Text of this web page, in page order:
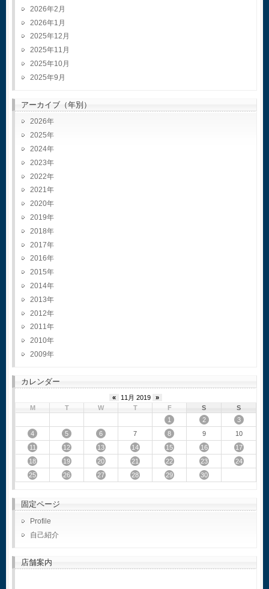
2026年2月
2026年1月
2025年12月
2025年11月
2025年10月
2025年9月
アーカイブ（年別）
2026
2025
2024
2023
2022
2021
2020
2019
2018
2017
2016
2015
2014
2013
2012
2011
2010
2009
カレンダー
« 11月 2019
»
M
T W T F S
S
1
2
3
4
5 6 7 8 9
10
11
12 13 14 15 16
17
18
19 20 21 22 23
24
25
26 27 28 29 30
固定ページ
Profile
自己紹介
店舗案内